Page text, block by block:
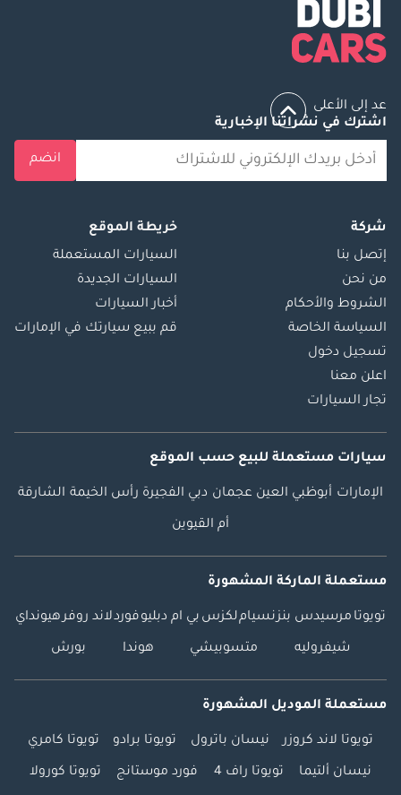
عد إلى الأعلى
اشترك في نشراتنا الإخبارية
انضم
شركة
إتصل بنا
من نحن
الشروط والأحكام
السياسة الخاصة
تسجيل دخول
اعلن معنا
تجار السيارات
خريطة الموقع
السيارات المستعملة
السيارات الجديدة
أخبار السيارات
قم ببيع سيارتك في الإمارات
سيارات مستعملة للبيع حسب الموقع
الإمارات أبوظبي العين عجمان دبي الفجيرة رأس الخيمة الشارقة
أم القيوين
مستعملة الماركة المشهورة
تويوتا مرسيدس بنزنسياملكزس بي ام دبليوفوردلاند روفرهيونداي
شيفروليه متسوبيشي هوندا بورش
مستعملة الموديل المشهورة
تويوتا لاند كروزر نيسان باترول تويوتا برادو تويوتا كامري
نيسان ألتيما تويوتا راف 4 فورد موستانج تويوتا كورولا